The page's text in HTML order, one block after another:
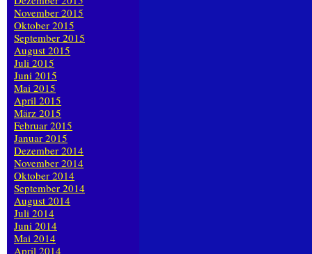
November 2015
Oktober 2015
September 2015
August 2015
Juli 2015
Juni 2015
Mai 2015
April 2015
März 2015
Februar 2015
Januar 2015
Dezember 2014
November 2014
Oktober 2014
September 2014
August 2014
Juli 2014
Juni 2014
Mai 2014
April 2014